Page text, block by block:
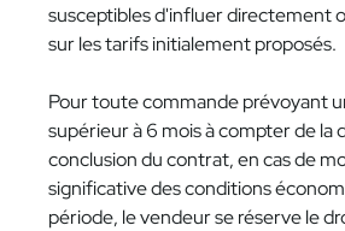
susceptibles d'influer directement
sur les tarifs initialement proposés.
Pour toute commande prévoyant
supérieur à 6 mois à compter de la
conclusion du contrat, en cas de
significative des conditions
période, le vendeur se réserve le